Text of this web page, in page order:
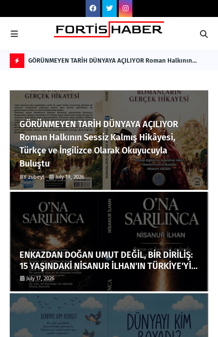
L
A
S
H
GÖRÜNMEYEN TARİH DÜNYAYA AÇILIYOR Roman Halkının
Buluştu
GÖRÜNMEYEN TARİH DÜNYAYA AÇILIYOR
Roman Halkının Sessiz Kalmış Hikâyesi,
Türkçe ve İngilizce Olarak Okuyucuyla
Buluştu
zubeyt July 19, 2026
ENKAZDAN DOĞAN UMUT DEĞİL, BİR DİRİLİŞ:
15 YAŞINDAKİ NİSANUR İLHAN'IN TÜRKİYE'Yİ
DERİNDEN ETKİLEYECEK HİKÂYESİ
July 17, 2026